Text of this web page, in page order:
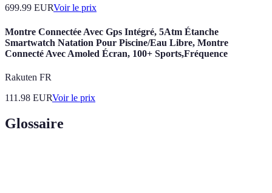
699.99 EURVoir le prix
Montre Connectée Avec Gps Intégré, 5Atm Étanche
Smartwatch Natation Pour Piscine/Eau Libre, Montre
Connecté Avec Amoled Écran, 100+ Sports,Fréquence
Rakuten FR
111.98 EURVoir le prix
Glossaire